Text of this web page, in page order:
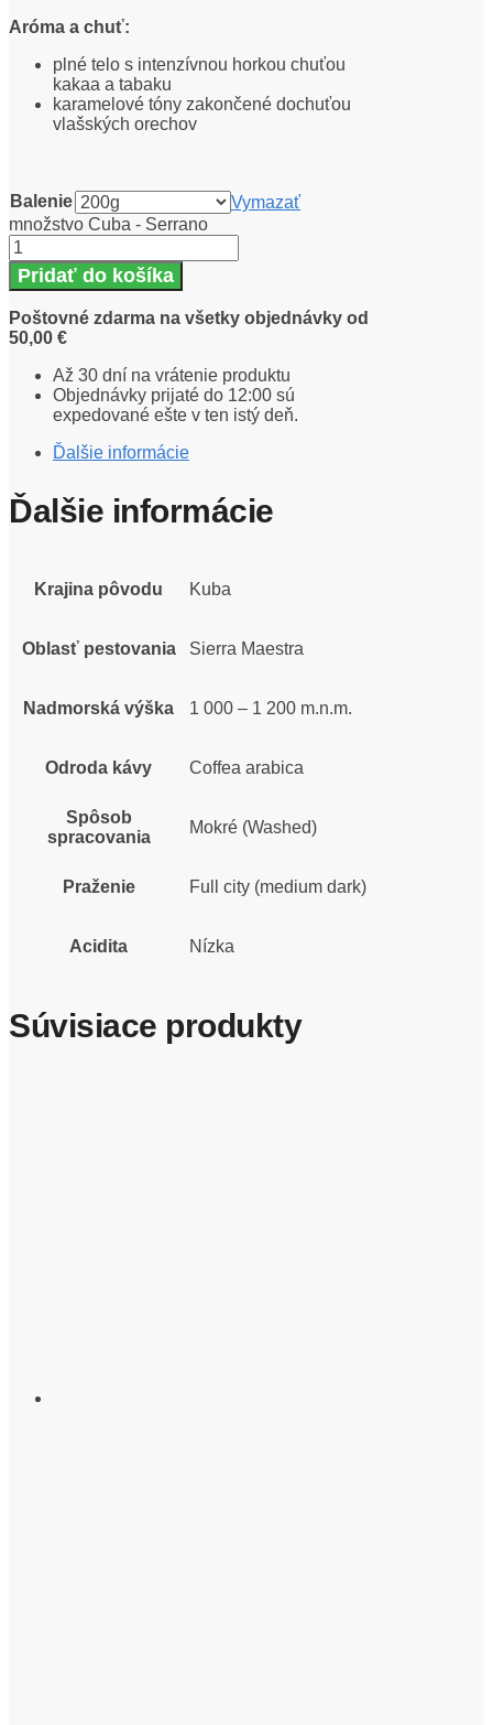
Aróma a chuť:
plné telo s intenzívnou horkou chuťou
kakaa a tabaku
karamelové tóny zakončené dochuťou
vlašských orechov
Balenie
Vymazať
množstvo Cuba - Serrano
Pridať do košíka
Poštovné zdarma na všetky objednávky od
50,00 €
Až 30 dní na vrátenie produktu
Objednávky prijaté do 12:00 sú
expedované ešte v ten istý deň.
Ďalšie informácie
Ďalšie informácie
Krajina pôvodu Kuba
Oblasť pestovania Sierra Maestra
Nadmorská výška 1 000 – 1 200 m.n.m.
Odroda kávy Coffea arabica
Spôsob
spracovania
Mokré (Washed)
Praženie Full city (medium dark)
Acidita Nízka
Súvisiace produkty